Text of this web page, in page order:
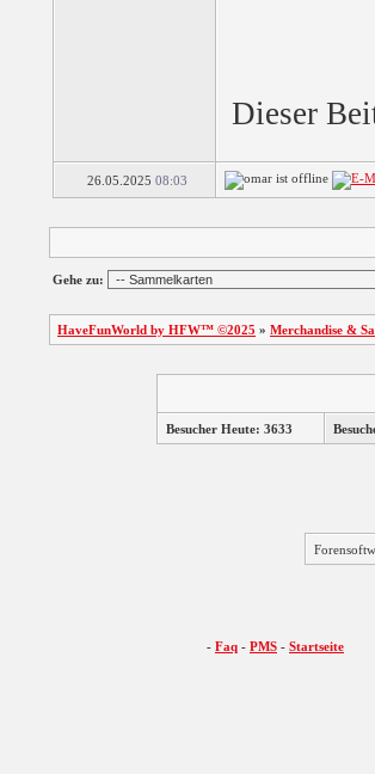
E...
Dieser
26.05.2025 08:03
Gehe zu:
HaveFunWorld by HFW™ ©2025 » Merchandise &
Besucher Heute: 3633
- Faq - PMS - Startseite